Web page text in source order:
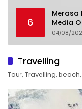
6
Merasa
Media
04/08/
Travelling
Tour, Travelling,